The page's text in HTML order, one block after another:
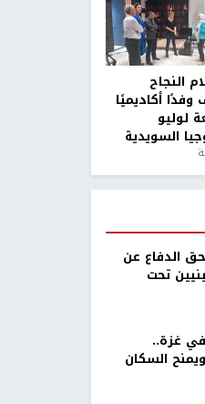
النجاح
أكاديميًا
لوليو
السويدية
الدفاع عن
تحت
غزة..
السكان